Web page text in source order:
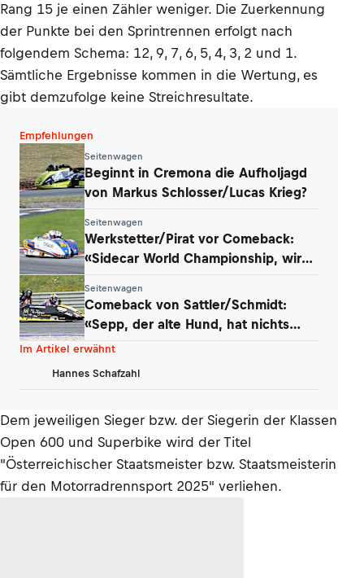
Rang 15 je einen Zähler weniger. Die Zuerkennung
der Punkte bei den Sprintrennen erfolgt nach
folgendem Schema: 12, 9, 7, 6, 5, 4, 3, 2 und 1.
Sämtliche Ergebnisse kommen in die Wertung, es
gibt demzufolge keine Streichresultate.
Empfehlungen
Seitenwagen
Beginnt in Cremona die Aufholjagd
von Markus Schlosser/Lucas Krieg?
Seitenwagen
Werkstetter/Pirat vor Comeback:
«Sidecar World Championship, wir
Seitenwagen
Comeback von Sattler/Schmidt:
«Sepp, der alte Hund, hat nichts
verlernt»
Im Artikel erwähnt
Hannes Schafzahl
Dem jeweiligen Sieger bzw. der Siegerin der Klassen
Open 600 und Superbike wird der Titel
"Österreichischer Staatsmeister bzw. Staatsmeisterin
für den Motorradrennsport 2025" verliehen.